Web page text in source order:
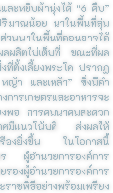
ละหยิบผ้านุ่งได้ “6 คืบ”
มาณน้อย นาในพื้นที่ลุ่ม
นนาในพื้นที่ดอนอาจได้
ลผลิตไม่เต็มที่ ขณะที่ผล
ที่ตั้งเลี้ยงพระโค ปรากฏ
า และเหล้า” ซึ่งมีคำ
รเกษตรและอาหารจะ
พอ การคมนาคมสะดวก
ทศมีแนวโน้มดี ส่งผลให้
เรืองยิ่งขึ้น ในโอกาสนี้
ผู้อำนวยการองค์การ
งผู้อำนวยการองค์การ
าชพิธีอย่างพร้อมเพรียง